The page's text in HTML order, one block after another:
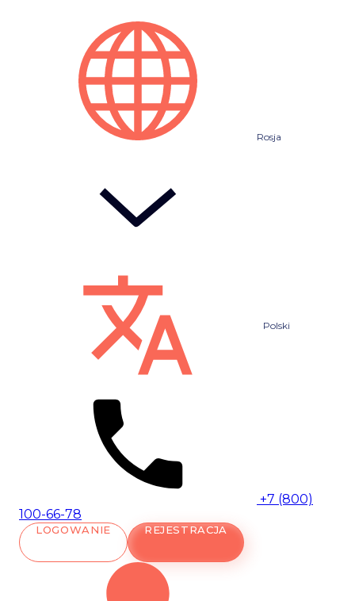
Rosja
Polski
+7 (800)
100-66-78
LOGOWANIE REJESTRACJA